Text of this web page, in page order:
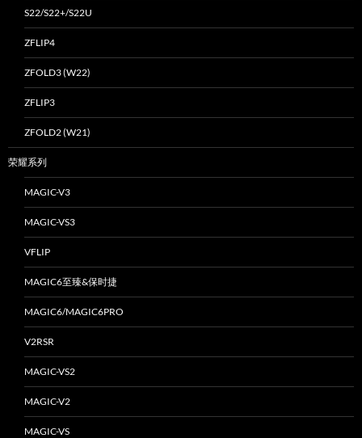
S22/S22+/S22U
ZFLIP4
ZFOLD3 (W22)
ZFLIP3
ZFOLD2 (W21)
荣耀系列
MAGIC-V3
MAGIC-VS3
VFLIP
MAGIC6至臻&保时捷
MAGIC6/MAGIC6PRO
V2RSR
MAGIC-VS2
MAGIC-V2
MAGIC-VS